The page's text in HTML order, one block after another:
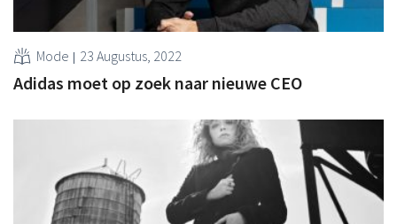
Mode 23 Augustus, 2022
Adidas moet op zoek naar nieuwe CEO